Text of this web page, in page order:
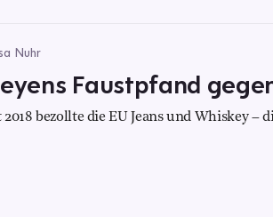
Nuhr
Faustpfand
bezollte die EU Jeans und Whiskey –